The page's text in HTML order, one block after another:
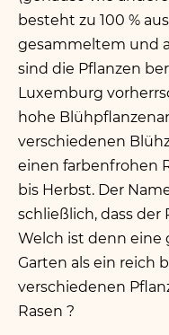
besteht zu 100 %
gesammeltem und
sind die Pflanzen
Luxemburg
hohe
verschiedenen
einen farbenfrohen
bis Herbst. Der
schließlich, dass der
Welch ist denn eine
Garten als ein reich
verschiedenen
Rasen ?